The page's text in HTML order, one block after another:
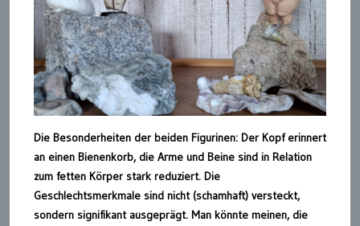
Die Besonderheiten der beiden Figurinen: Der Kopf erinnert
an einen Bienenkorb, die Arme und Beine sind in Relation
zum fetten Körper stark reduziert. Die
Geschlechtsmerkmale sind nicht (schamhaft) versteckt,
sondern signifikant ausgeprägt. Man könnte meinen, die